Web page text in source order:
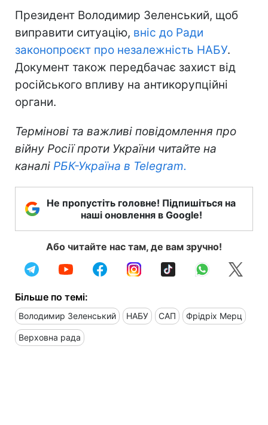
Президент Володимир Зеленський, щоб
виправити ситуацію, вніс до Ради
законопроєкт про незалежність НАБУ.
Документ також передбачає захист від
російського впливу на антикорупційні
органи.
Термінові та важливі повідомлення про
війну Росії проти України читайте на
каналі РБК-Україна в Telegram.
Не пропустіть головне! Підпишіться на
наші оновлення в Google!
Або читайте нас там, де вам зручно!
Більше по темі:
Володимир Зеленський НАБУ САП Фрідріх Мерц
Верховна рада